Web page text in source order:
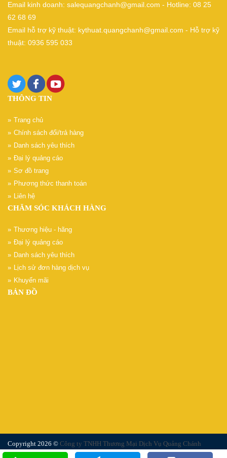
Email kinh doanh: salequangchanh@gmail.com - Hotline: 08 25
62 68 69
Email hỗ trợ kỹ thuật: kythuat.quangchanh@gmail.com - Hỗ trợ kỹ
thuật: 0936 595 033
THÔNG TIN
Trang chủ
Chính sách đổi/trả hàng
Danh sách yêu thích
Đại lý quảng cáo
Sơ đồ trang
Phương thức thanh toán
Liên hệ
CHĂM SÓC KHÁCH HÀNG
Thương hiệu - hãng
Đại lý quảng cáo
Danh sách yêu thích
Lịch sử đơn hàng dịch vụ
Khuyến mãi
BẢN ĐỒ
Copyright 2026 © Công ty TNHH Thương Mại Dịch Vụ Quảng Chánh